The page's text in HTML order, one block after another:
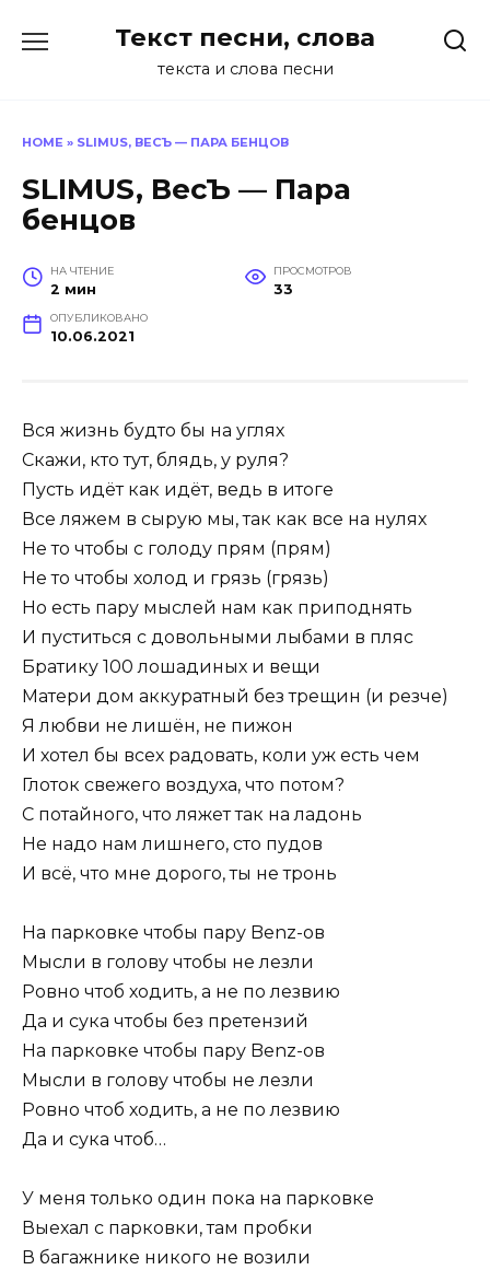
Текст песни, слова
текста и слова песни
HOME » SLIMUS, ВЕСЪ — ПАРА БЕНЦОВ
SLIMUS, ВесЪ — Пара
бенцов
НА ЧТЕНИЕ
2 мин
ПРОСМОТРОВ
33
ОПУБЛИКОВАНО
10.06.2021
Вся жизнь будто бы на углях
Скажи, кто тут, блядь, у руля?
Пусть идёт как идёт, ведь в итоге
Все ляжем в сырую мы, так как все на нулях
Не то чтобы с голоду прям (прям)
Не то чтобы холод и грязь (грязь)
Но есть пару мыслей нам как приподнять
И пуститься с довольными лыбами в пляс
Братику 100 лошадиных и вещи
Матери дом аккуратный без трещин (и резче)
Я любви не лишён, не пижон
И хотел бы всех радовать, коли уж есть чем
Глоток свежего воздуха, что потом?
С потайного, что ляжет так на ладонь
Не надо нам лишнего, сто пудов
И всё, что мне дорого, ты не тронь
На парковке чтобы пару Benz-ов
Мысли в голову чтобы не лезли
Ровно чтоб ходить, а не по лезвию
Да и сука чтобы без претензий
На парковке чтобы пару Benz-ов
Мысли в голову чтобы не лезли
Ровно чтоб ходить, а не по лезвию
Да и сука чтоб…
У меня только один пока на парковке
Выехал с парковки, там пробки
В багажнике никого не возили